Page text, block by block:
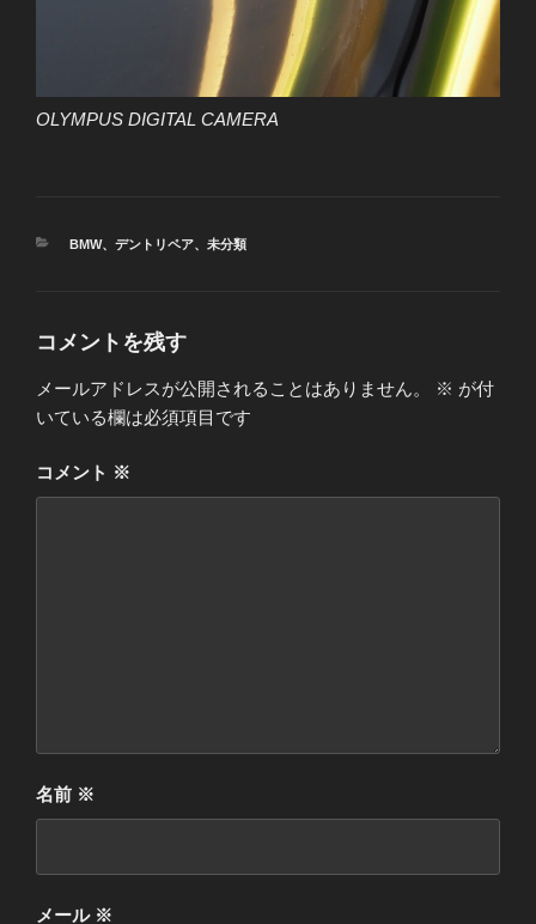
OLYMPUS DIGITAL CAMERA
カ
BMW、 デントリペア、 未分類
コメントを残す
メールアドレスが公開されることはありません。 ※ が付
いている欄は必須項目です
コメント ※
名前 ※
メール ※